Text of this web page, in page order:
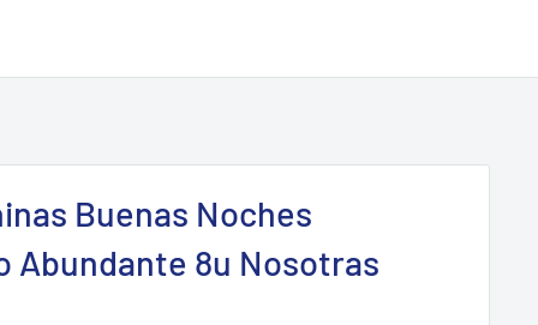
Buenas Noches
Abundante 8u Nosotras